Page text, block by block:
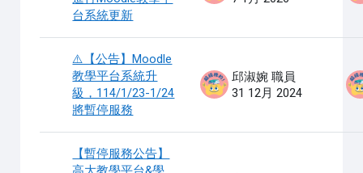
台系統更新
⚠️【公告】Moodle
教學平台系統升
級，114/1/23-1/24
將暫停服務
邱淑婉 職員
31 12月 2024
【暫停服務公告】